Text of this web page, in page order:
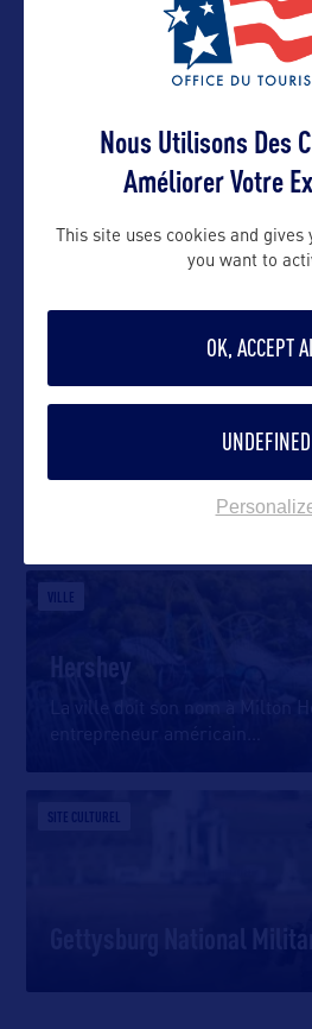
Les marchés de
allez faire un tour du…
VILLE
Hershey
La ville doit son nom à Milton
entrepreneur américain
SITE CULTUREL
Gettysburg National
Nous Utilisons Des
Améliorer Votre
This site uses cookies and
you want to
OK, ACCEPT
UNDEFINED